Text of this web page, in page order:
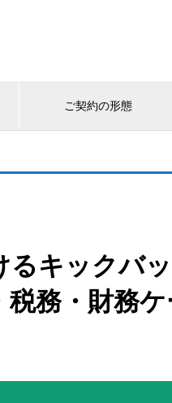
ご契約の形態
るキックバ
務・財務ケ